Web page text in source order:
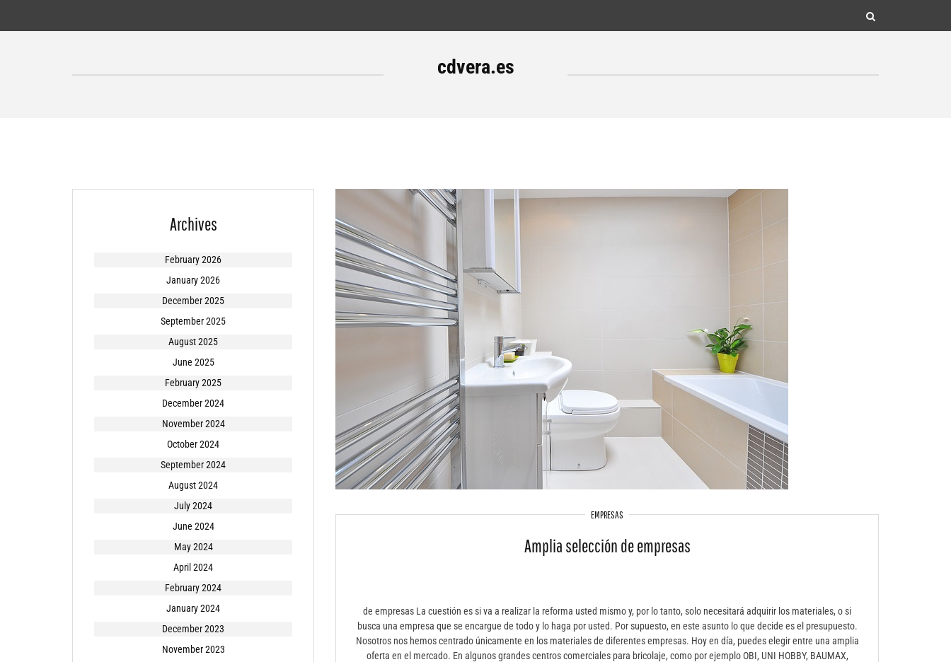
cdvera.es
EMPRESAS
Amplia selección de empresas
de empresas La cuestión es si va a realizar la reforma usted mismo y, por lo tanto, solo necesitará adquirir los materiales, o si
busca una empresa que se encargue de todo y lo haga por usted. Por supuesto, en este asunto lo que decide es el presupuesto.
Nosotros nos hemos centrado únicamente en los materiales de diferentes empresas. Hoy en día, puedes elegir entre una amplia
oferta en el mercado. En algunos grandes centros comerciales para bricolaje, como por ejemplo OBI, UNI HOBBY, BAUMAX,
Archives
February 2026
January 2026
December 2025
September 2025
August 2025
June 2025
February 2025
December 2024
November 2024
October 2024
September 2024
August 2024
July 2024
June 2024
May 2024
April 2024
February 2024
January 2024
December 2023
November 2023